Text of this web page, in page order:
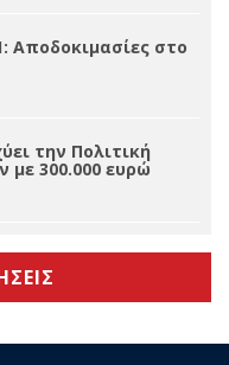
στον Δήμο
Αποδοκιμασίες στο
την Πολιτική
300.000 ευρώ